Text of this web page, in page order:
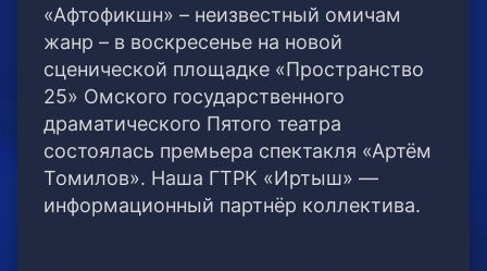
«Афтофикшн» – неизвестный омичам
жанр – в воскресенье на новой
сценической площадке «Пространство
25» Омского государственного
драматического Пятого театра
состоялась премьера спектакля «Артём
Томилов». Наша ГТРК «Иртыш» —
информационный партнёр коллектива.